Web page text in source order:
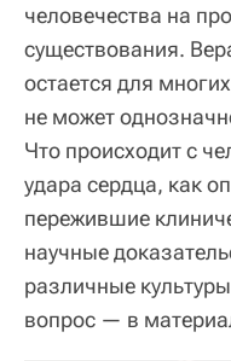
человечества на
существования.
остается для
не может
Что происходит с
удара сердца, как
пережившие
научные
различные
вопрос — в